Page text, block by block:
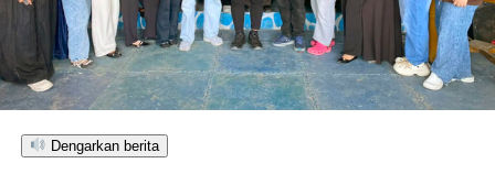
ditetapkan dan mengantarkan Kota Gorontalo menjadi
satu-satunya daerah di wilayah tersebut yang
menembus kategori “Unggul”. Sementara kabupaten lain
di Gorontalo masih berada pada kategori “Berkembang”
Dengarkan berita